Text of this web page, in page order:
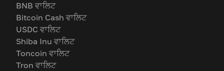
BNB ਵਾਲਿਟ
Bitcoin Cash ਵਾਲਿਟ
USDC ਵਾਲਿਟ
Shiba Inu ਵਾਲਿਟ
Toncoin ਵਾਲਿਟ
Tron ਵਾਲਿਟ